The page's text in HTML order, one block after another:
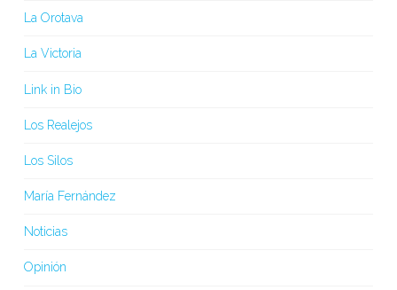
La Orotava
La Victoria
Link in Bio
Los Realejos
Los Silos
María Fernández
Noticias
Opinión